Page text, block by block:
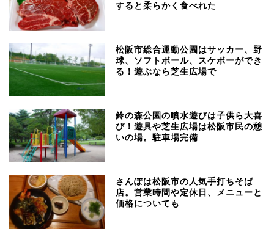
すると柔らかく食べれた
松阪市総合運動公園はサッカー、野
球、ソフトボール、スケボーができ
る！遊ぶなら芝生広場で
鈴の森公園の噴水遊びは子供ら大喜
び！遊具や芝生広場は松阪市民の憩
いの場。駐車場完備
さんぽは松阪市の人気手打ちそば
店。営業時間や定休日、メニューと
価格についても